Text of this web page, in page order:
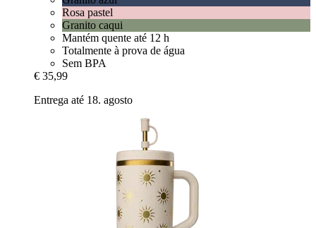
Rosa pastel
Granito caqui
Mantém quente até 12 h
Totalmente à prova de água
Sem BPA
€ 35,99
Entrega até 18. agosto